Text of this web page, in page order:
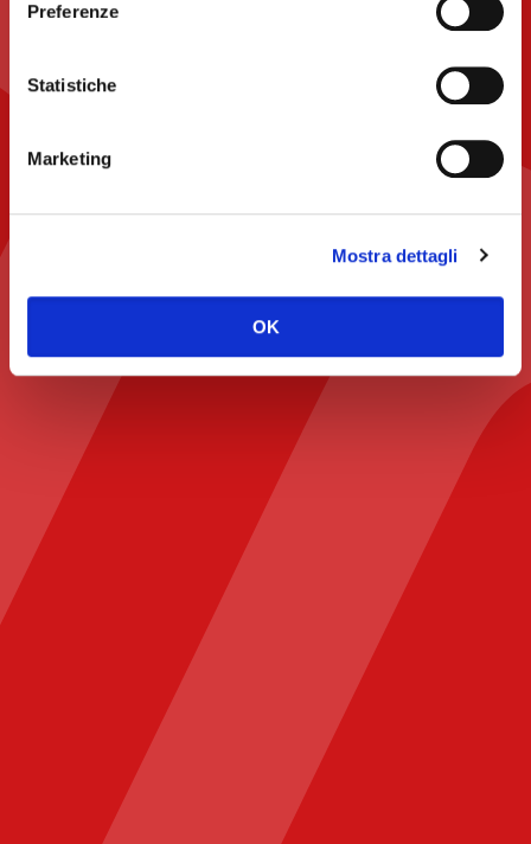
Preferenze
Statistiche
Marketing
Mostra dettagli
OK